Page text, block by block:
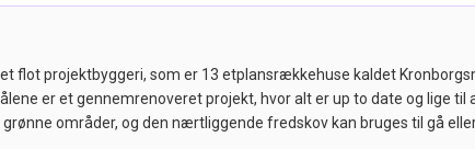
flot projektbyggeri, som er 13 etplansrækkehuse kaldet
er et gennemrenoveret projekt, hvor alt er up to date og lige til
områder, og den nærtliggende fredskov kan bruges til gå